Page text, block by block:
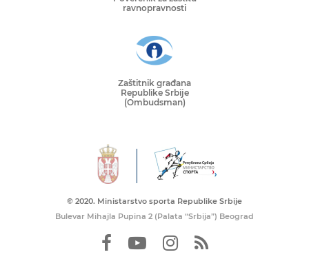
ravnopravnosti
Zaštitnik građana
Republike Srbije
(Ombudsman)
© 2020. Ministarstvo sporta Republike Srbije
Bulevar Mihajla Pupina 2 (Palata “Srbija”) Beograd